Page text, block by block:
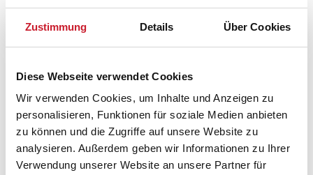
Zustimmung Details Über Cookies
Diese Webseite verwendet Cookies
Wir verwenden Cookies, um Inhalte und Anzeigen zu
personalisieren, Funktionen für soziale Medien anbieten
zu können und die Zugriffe auf unsere Website zu
analysieren. Außerdem geben wir Informationen zu Ihrer
Verwendung unserer Website an unsere Partner für
Knapp 10 Minuten südlich von Mårup entfernt liegt
Stavns Fjordan der Verbindung der Nordinsel zur
und Flora. Hier lebt die Salzaster, aber auch Robben
und Schweinswale kommen gerne zu Besuch.
Warum wird Samsø als grüne Insel
bezeichnet?